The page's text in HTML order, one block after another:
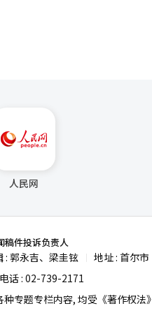
人民网
稿件投诉负责人
: 郭永吉、梁圭铉
地址 : 首尔市
话 : 02-739-2171
专题专栏内容, 均受《著作权法》